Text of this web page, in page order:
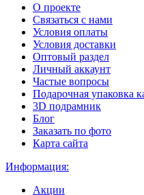
О проекте
Связаться с нами
Условия оплаты
Условия доставки
Оптовый раздел
Личный аккаунт
Частые вопросы
Подарочная упаковка
3D подрамник
Блог
Заказать по фото
Карта сайта
Информация:
Акции